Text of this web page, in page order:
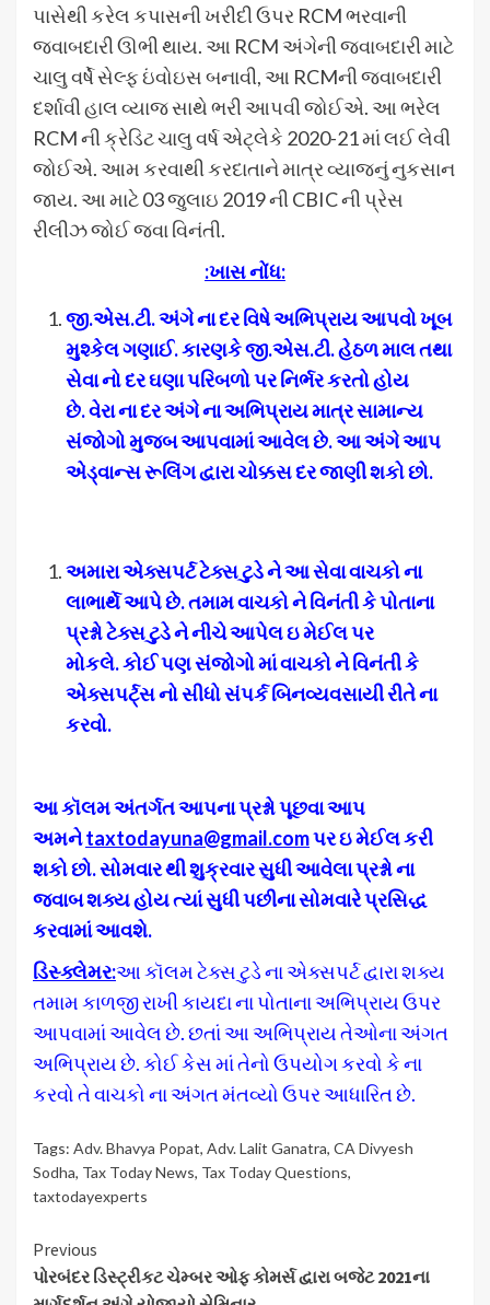
પાસેથી કરેલ કપાસની ખરીદી ઉપર RCM ભરવાની
જવાબદારી ઊભી થાય. આ RCM અંગેની જવાબદારી માટે
ચાલુ વર્ષે સેલ્ફ ઇંવોઇસ બનાવી, આ RCMની જવાબદારી
દર્શાવી હાલ વ્યાજ સાથે ભરી આપવી જોઈએ. આ ભરેલ
RCM ની ક્રેડિટ ચાલુ વર્ષ એટ્લેકે 2020-21 માં લઈ લેવી
જોઈએ. આમ કરવાથી કરદાતાને માત્ર વ્યાજનું નુકસાન
જાય. આ માટે 03 જુલાઇ 2019 ની CBIC ની પ્રેસ
રીલીઝ જોઈ જવા વિનંતી.
:ખાસ નોંધ:
જી.એસ.ટી.અંગે ના દર વિષે અભિપ્રાય આપવો ખૂબ
મુશ્કેલ ગણાઈ.કારણકે જી.એસ.ટી.હેઠળ માલ તથા
સેવા નો દર ઘણા પરિબળો પર નિર્ભર કરતો હોય
છે.વેરા ના દર અંગે ના અભિપ્રાય માત્ર સામાન્ય
સંજોગો મુજબ આપવામાં આવેલ છે.આ અંગે આપ
એડ્વાન્સ રૂલિંગ દ્વારા ચોક્કસ દર જાણી શકો છો.
અમારા એક્સપર્ટ ટેક્સ ટુડે ને આ સેવા વાચકો ના
લાભાર્થે આપે છે.તમામ વાચકો ને વિનંતી કે પોતાના
પ્રશ્નો ટેક્સ ટુડે ને નીચે આપેલ ઇ મેઈલ પર
મોકલે.કોઈ પણ સંજોગો માં વાચકો ને વિનંતી કે
એક્સપર્ટ્સ નો સીધો સંપર્ક બિનવ્યવસાયી રીતે ના
કરવો.
આ કૉલમ અંતર્ગત આપના પ્રશ્નો પૂછવા આપ
અમનેtaxtodayuna@gmail.comપર ઇ મેઈલ કરી
શકો છો.સોમવાર થી શુક્રવાર સુધી આવેલા પ્રશ્નો ના
જવાબ શક્ય હોય ત્યાં સુધી પછીના સોમવારે પ્રસિદ્ધ
કરવામાં આવશે.
ડિસ્ક્લેમર:આ કૉલમ ટેક્સ ટુડે ના એક્સપર્ટ દ્વારા શક્ય
તમામ કાળજી રાખી કાયદા ના પોતાના અભિપ્રાય ઉપર
આપવામાં આવેલ છે. છતાં આ અભિપ્રાય તેઓના અંગત
અભિપ્રાય છે. કોઈ કેસ માં તેનો ઉપયોગ કરવો કે ના
કરવો તે વાચકો ના અંગત મંતવ્યો ઉપર આધારિત છે.
Tags: Adv. Bhavya Popat, Adv. Lalit Ganatra, CA Divyesh
Sodha, Tax Today News, Tax Today Questions,
taxtodayexperts
Continue
Reading
Previous
પોરબંદર ડિસ્ટ્રીકટ ચેમ્બર ઓફ કોમર્સ દ્વારા બજેટ 2021ના